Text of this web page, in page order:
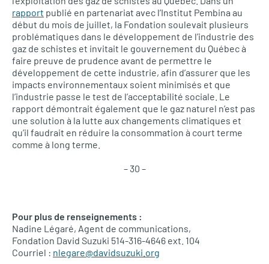
rapport publié en partenariat avec l’Institut Pembina au
début du mois de juillet, la Fondation soulevait plusieurs
problématiques dans le développement de l’industrie des
gaz de schistes et invitait le gouvernement du Québec à
faire preuve de prudence avant de permettre le
développement de cette industrie, afin d’assurer que les
impacts environnementaux soient minimisés et que
l’industrie passe le test de l’acceptabilité sociale. Le
rapport démontrait également que le gaz naturel n’est pas
une solution à la lutte aux changements climatiques et
qu’il faudrait en réduire la consommation à court terme
comme à long terme.
– 30 –
Pour plus de renseignements :
Nadine Légaré, Agent de communications,
Fondation David Suzuki 514-316-4646 ext. 104
Courriel : nlegare@davidsuzuki.org